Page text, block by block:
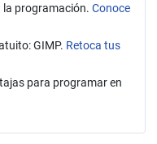
la programación. Conoce
GIMP. Retoca tus
para programar en